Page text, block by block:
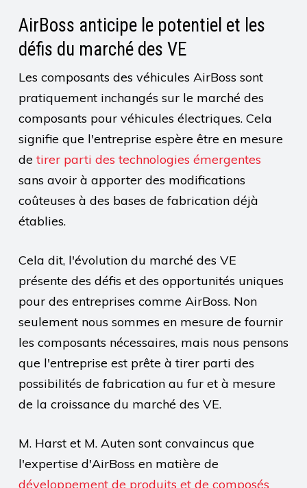
AirBoss anticipe le potentiel et les
défis du marché des VE
Les composants des véhicules AirBoss sont
pratiquement inchangés sur le marché des
composants pour véhicules électriques. Cela
signifie que l'entreprise espère être en mesure
de tirer parti des technologies émergentes
sans avoir à apporter des modifications
coûteuses à des bases de fabrication déjà
établies.
Cela dit, l'évolution du marché des VE
présente des défis et des opportunités uniques
pour des entreprises comme AirBoss. Non
seulement nous sommes en mesure de fournir
les composants nécessaires, mais nous pensons
que l'entreprise est prête à tirer parti des
possibilités de fabrication au fur et à mesure
de la croissance du marché des VE.
M. Harst et M. Auten sont convaincus que
l'expertise d'AirBoss en matière de
développement de produits et de composés